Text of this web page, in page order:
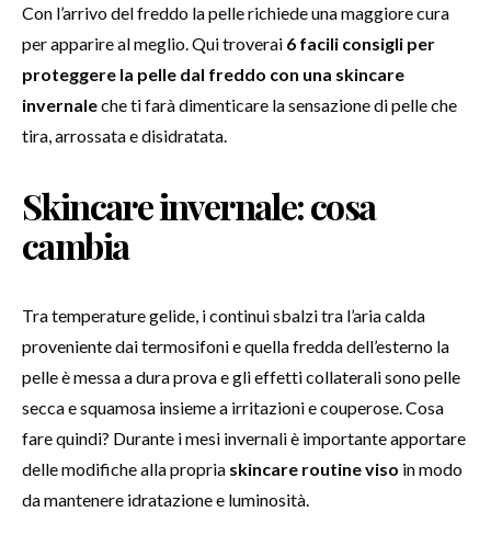
Con l’arrivo del freddo la pelle richiede una maggiore cura
per apparire al meglio. Qui troverai 6 facili consigli per
proteggere la pelle dal freddo con una skincare
invernaleche ti farà dimenticare la sensazione di pelle che
tira, arrossata e disidratata.
Skincare invernale: cosa
cambia
Tra temperature gelide, i continui sbalzi tra l’aria calda
proveniente dai termosifoni e quella fredda dell’esterno la
pelle è messa a dura prova e gli effetti collaterali sono pelle
secca e squamosa insieme a irritazioni e couperose. Cosa
fare quindi? Durante i mesi invernali è importante apportare
delle modifiche alla propria skincare routine viso in modo
da mantenere idratazione e luminosità.